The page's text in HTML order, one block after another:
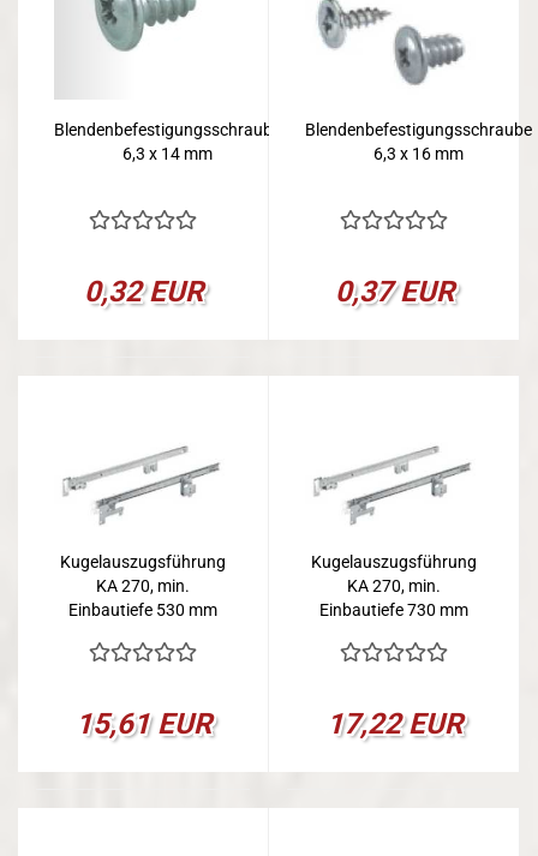
Blendenbefestigungsschraube
6,3 x 14 mm
0,32 EUR
Blendenbefestigungsschraube
6,3 x 16 mm
0,37 EUR
Kugelauszugsführung
KA 270, min.
Einbautiefe 530 mm
15,61 EUR
Kugelauszugsführung
KA 270, min.
Einbautiefe 730 mm
17,22 EUR